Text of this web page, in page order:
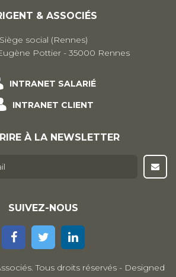
& ASSOCIÉS
Siège social (Rennes)
Pottier - 35000 Rennes
INTRANET SALARIÉ
INTRANET CLIENT
À LA NEWSLETTER
SUIVEZ-NOUS
Tous droits réservés - Designed